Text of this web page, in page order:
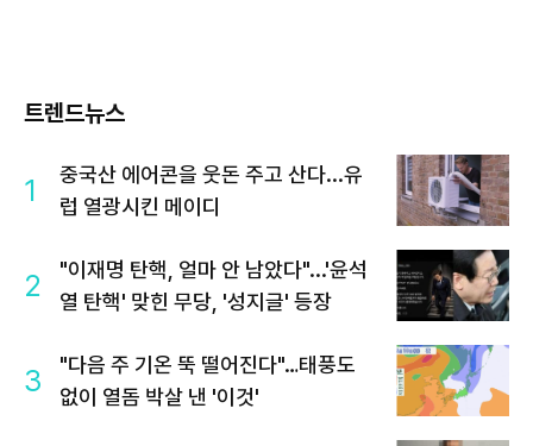
트렌드뉴스
1
중국산 에어콘을 웃돈 주고 산다...유
럽 열광시킨 메이디
2
"이재명 탄핵, 얼마 안 남았다"...'윤석
열 탄핵' 맞힌 무당, '성지글' 등장
3
"다음 주 기온 뚝 떨어진다"…태풍도
없이 열돔 박살 낸 '이것'